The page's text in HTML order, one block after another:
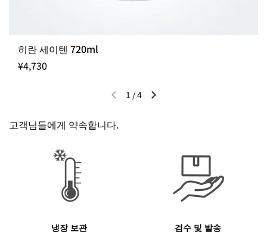
히란 세이텐 720ml
¥4,730
이전 슬라이드다음 슬라이드
1 /4
고객님들에게 약속합니다.
냉장 보관 검수 및 발송